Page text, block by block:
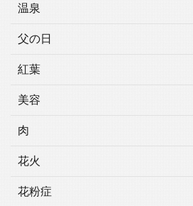
温泉
父の日
紅葉
美容
肉
花火
花粉症